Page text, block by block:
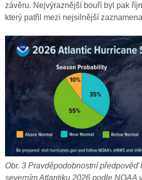
závěru. Nejvýraznější bouří byl pak
který patřil mezi nejsilnější
Obr. 3 Pravděpodobnostní předpověď
severním Atlantiku 2026 podle NOAA